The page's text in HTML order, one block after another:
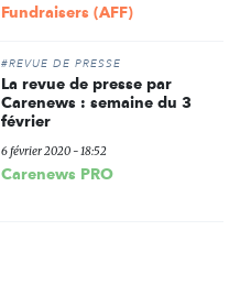
Fundraisers (AFF)
#REVUE DE PRESSE
La revue de presse par
Carenews : semaine du 3
février
6 février 2020 - 18:52
Carenews PRO